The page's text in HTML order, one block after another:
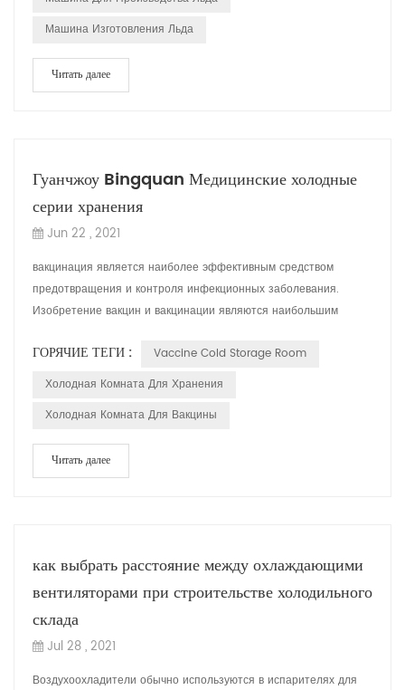
Машина Изготовления Льда
Читать далее
Гуанчжоу Bingquan Медицинские холодные
серии хранения
Jun 22 , 2021
вакцинация является наиболее эффективным средством
предотвращения и контроля инфекционных заболевания.
Изобретение вакцин и вакцинации являются наибольшим
ГОРЯЧИЕ ТЕГИ :
Vaccine Cold Storage Room
Холодная Комната Для Хранения
Холодная Комната Для Вакцины
Читать далее
как выбрать расстояние между охлаждающими
вентиляторами при строительстве холодильного
склада
Jul 28 , 2021
Воздухоохладители обычно используются в испарителях для